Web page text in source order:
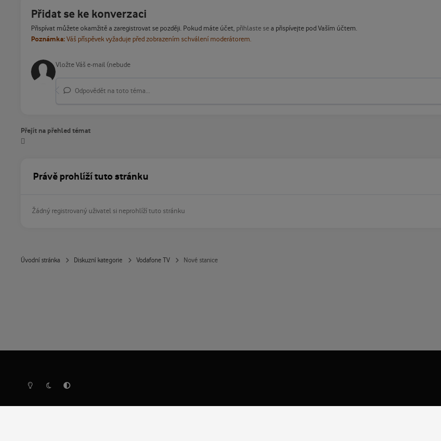
Přidat se ke konverzaci
Přispívat můžete okamžitě a zaregistrovat se později. Pokud máte účet, přihlaste sea přispívejte pod Vaším účtem.
Poznámka:Váš příspěvek vyžaduje před zobrazením schválení moderátorem.
Odpovědět na toto téma...
Přejít na přehled témat
Právě prohlíží tuto stránku
Žádný registrovaný uživatel si neprohlíží tuto stránku
Úvodní stránka Diskuzní kategorie Vodafone TV Nové stanice
Světlý režimTmavý režimPředvolba systému